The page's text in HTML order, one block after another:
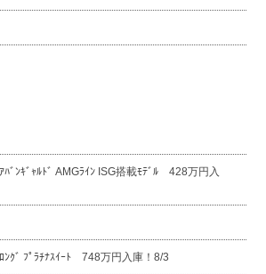
ﾊﾞﾝｷﾞｬﾙﾄﾞ AMGﾗｲﾝ ISG搭載ﾓﾃﾞﾙ 428万円入
ﾝｸﾞ ﾌﾟﾗﾁﾅｽｲｰﾄ 748万円入庫！8/3